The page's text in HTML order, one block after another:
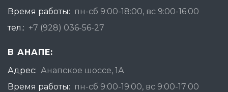
Время работы: пн-сб 9:00-18:00, вс 9:00-16:00
тел.: +7 (928) 036-56-27
В АНАПЕ:
Адрес: Анапское шоссе, 1А
Время работы: пн-сб 9:00-19:00, вс 9:00-17:00